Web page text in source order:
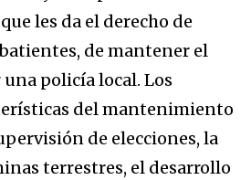
les da el derecho de
de mantener el
policía local. Los
del mantenimiento
de elecciones, la
terrestres, el desarrollo